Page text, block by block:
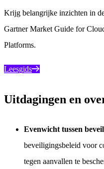
Krijg belangrijke inzichten in
Gartner Market Guide for
Platforms.
Leesgids
Uitdagingen en
Evenwicht tussen
beveiligingsbeleid voor
tegen aanvallen te